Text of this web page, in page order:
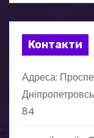
і
я
з
а
п
Контакти
Адреса:
84